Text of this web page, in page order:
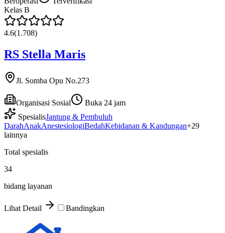
Kelas B
4.6(1.708)
RS Stella Maris
Jl. Somba Opu No.273
Organisasi Sosial
Buka 24 jam
SpesialisJantung & Pembuluh
DarahAnakAnestesiologiBedahKebidanan & Kandungan+29
lainnya
Total spesialis
34
bidang layanan
Lihat Detail Bandingkan